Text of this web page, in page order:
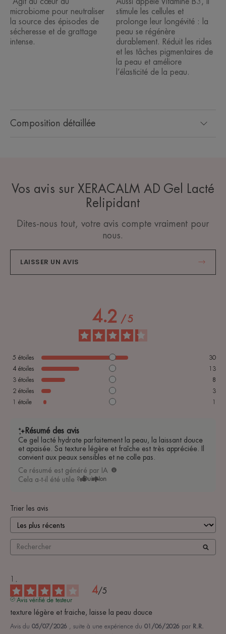
Composition détaillée
microbiome pour neutraliser
la source des épisodes de
sécheresse et de grattage
intense.
stimule les cellules et
prolonge leur longévité : la
peau se régénère
durablement. Réduit les rides
et les tâches pigmentaires de
la peau et améliore
l’élasticité de la peau.
Vos avis sur XERACALM AD Gel Lacté
Relipidant
Dites-nous tout, votre avis compte vraiment pour
nous.
LAISSER UN AVIS
4.2 /5
5 étoiles
30
4 étoiles
13
3 étoiles
8
2 étoiles
3
1 étoile 1
Résumé des avis
Ce gel lacté hydrate parfaitement la peau, la laissant douce
et apaisée. Sa texture légère et fraîche est très appréciée. Il
convient aux peaux sensibles et ne colle pas.
Ce résumé est généré par IA
Cela a-t-il été utile ? Oui Non
Trier les avis
4/5
Avis vérifié de testeur
texture légère et fraiche, laisse la peau douce
Avis du 05/07/2026 , suite à une expérience du 01/06/2026 par R.R.